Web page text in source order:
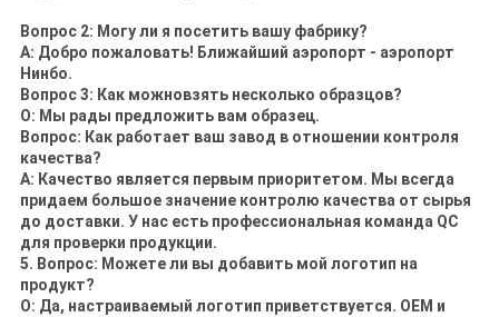
Вопрос 2: Могу ли я посетить вашу фабрику?
А: Добро пожаловать! Ближайший аэропорт - аэропорт
Нинбо.
Вопрос 3: Как можновзять несколько образцов?
О: Мы рады предложить вам образец.
Вопрос: Как работает ваш завод в отношении контроля
качества?
A: Качество является первым приоритетом. Мы всегда
придаем большое значение контролю качества от сырья
до доставки. У нас есть профессиональная команда QC
для проверки продукции.
5. Вопрос: Можете ли вы добавить мой логотип на
продукт?
О: Да, настраиваемый логотип приветствуется. OEM и